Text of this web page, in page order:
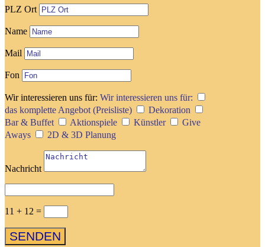
PLZ Ort
Name
Mail
Fon
Wir interessieren uns für: Wir interessieren uns für:
das komplette Angebot (Preisliste)
Dekoration
Bar & Buffet
Aktionspiele Künstler
Give
Aways
2D & 3D Planung
Nachricht
11 + 12 =
SENDEN